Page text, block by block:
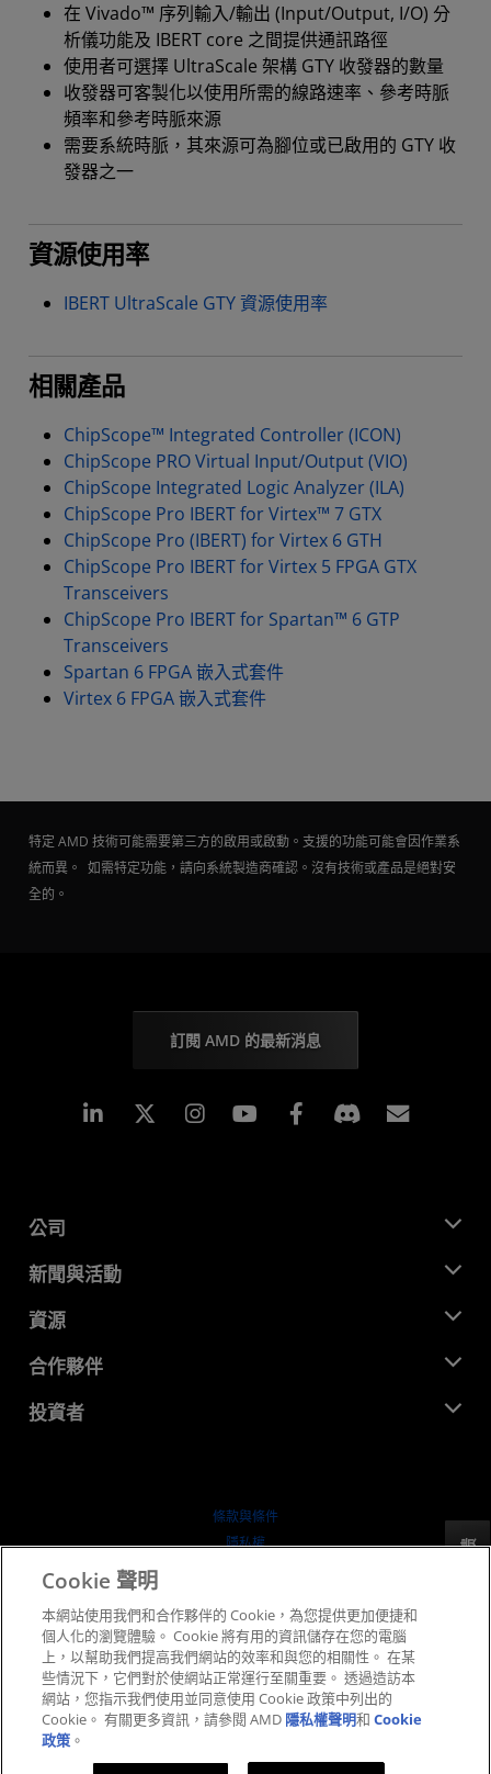
在 Vivado™ 序列輸入/輸出 (Input/Output, I/O) 分
析儀功能及 IBERT core 之間提供通訊路徑
使用者可選擇 UltraScale 架構 GTY 收發器的數量
收發器可客製化以使用所需的線路速率、參考時脈
頻率和參考時脈來源
需要系統時脈，其來源可為腳位或已啟用的 GTY 收
發器之一
資源使用率
IBERT UltraScale GTY 資源使用率
相關產品
ChipScope™ Integrated Controller (ICON)
ChipScope PRO Virtual Input/Output (VIO)
ChipScope Integrated Logic Analyzer (ILA)
ChipScope Pro IBERT for Virtex™ 7 GTX
ChipScope Pro (IBERT) for Virtex 6 GTH
ChipScope Pro IBERT for Virtex 5 FPGA GTX
Transceivers
ChipScope Pro IBERT for Spartan™ 6 GTP
Transceivers
Spartan 6 FPGA 嵌入式套件
Virtex 6 FPGA 嵌入式套件
特定 AMD 技術可能需要第三方的啟用或啟動。支援的功能可能會因作業系
統而異。 如需特定功能，請向系統製造商確認。沒有技術或產品是絕對安
全的。
訂閱 AMD 的最新消息
Linkedin Instagram Facebook
公司
關於 AMD
企業責任
招聘
聯絡我們
新聞與活動
新聞室
媒體庫
資源
開發者中心
案例研究
合作夥伴
AMD 合作夥伴中心
投資者
行情走勢
條款與條件
隱私權
公平公開競爭
英國稅務策略
Cookie 政策
Cookie 設定
反馈
Cookie 聲明
本網站使用我們和合作夥伴的 Cookie，為您提供更加便捷和
個人化的瀏覽體驗。 Cookie 將有用的資訊儲存在您的電腦
上，以幫助我們提高我們網站的效率和與您的相關性。 在某
些情況下，它們對於使網站正常運行至關重要。 透過造訪本
網站，您指示我們使用並同意使用 Cookie 政策中列出的
Cookie。 有關更多資訊，請參閱 AMD 隱私權聲明和Cookie
政策 。